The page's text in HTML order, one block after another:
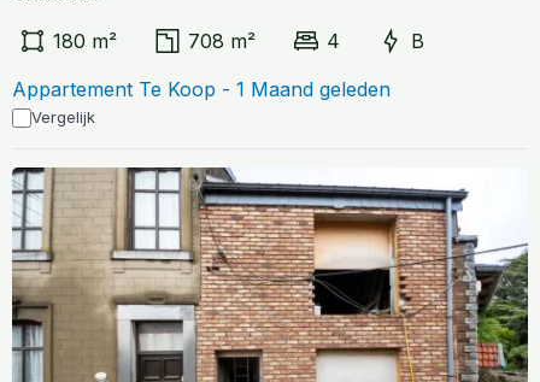
180 m²
708 m² 4
B
Appartement Te Koop - 1 Maand geleden
Vergelijk